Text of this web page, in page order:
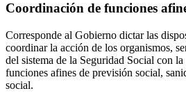
Coordinación de funciones
Corresponde al Gobierno dictar las
coordinar la acción de los organismos,
del sistema de la Seguridad Social con
funciones afines de previsión social,
social.